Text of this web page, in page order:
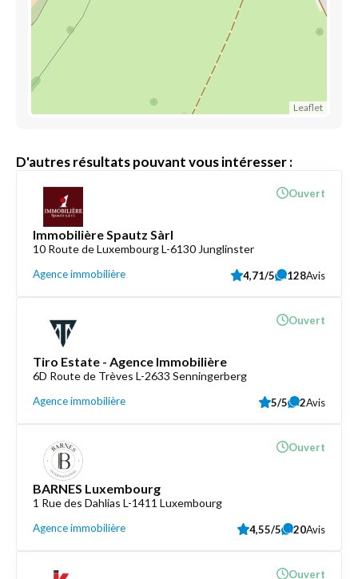
Leaflet
D'autres résultats pouvant vous intéresser :
Immobilière Spautz Sàrl
10 Route de Luxembourg L-6130 Junglinster
Agence immobilière
Ouvert
4,71/5 128Avis
Tiro Estate - Agence Immobilière
6D Route de Trèves L-2633 Senningerberg
Agence immobilière
Ouvert
5/5 2Avis
BARNES Luxembourg
1 Rue des Dahlias L-1411 Luxembourg
Agence immobilière
Ouvert
4,55/5 20Avis
Ouvert